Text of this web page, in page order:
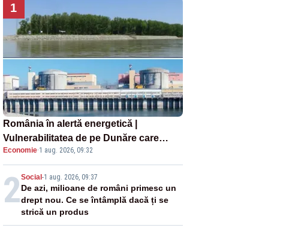
1
România în alertă energetică |
Vulnerabilitatea de pe Dunăre care
pune în pericol Centrala Cernavodă era
cunoscută de pe vremea lui Ceaușescu
Economie·1 aug. 2026, 09:32
2Social -1 aug. 2026, 09:37
De azi, milioane de români primesc un
drept nou. Ce se întâmplă dacă ți se
strică un produs